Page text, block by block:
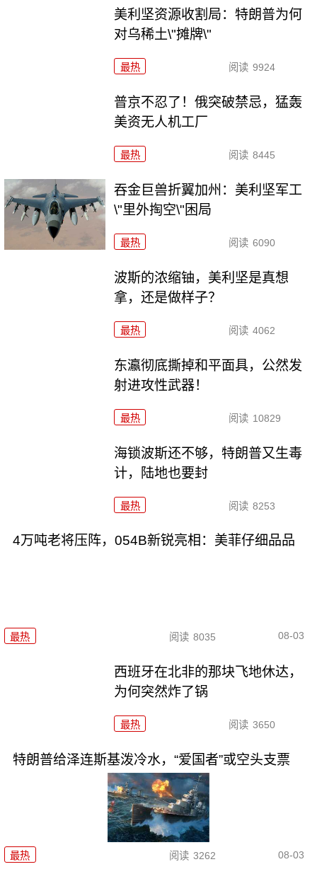
美利坚资源收割局：特朗普为何
对乌稀土\"摊牌\"
最热 阅读 9924
普京不忍了！俄突破禁忌，猛轰
美资无人机工厂
最热 阅读 8445
吞金巨兽折翼加州：美利坚军工
\"里外掏空\"困局
最热 阅读 6090
波斯的浓缩铀，美利坚是真想
拿，还是做样子？
最热 阅读 4062
东瀛彻底撕掉和平面具，公然发
射进攻性武器！
最热 阅读 10829
海锁波斯还不够，特朗普又生毒
计，陆地也要封
最热 阅读 8253
4万吨老将压阵，054B新锐亮相：美菲仔细品品
最热 阅读 8035 08-03
西班牙在北非的那块飞地休达，
为何突然炸了锅
最热 阅读 3650
特朗普给泽连斯基泼冷水，“爱国者”或空头支票
最热 阅读 3262 08-03